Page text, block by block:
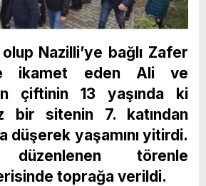
Nazilli’ye bağlı Zafer
ikamet eden Ali ve
çiftinin 13 yaşında ki
bir sitenin 7. katından
düşerek yaşamını yitirdi.
düzenlenen törenle
toprağa verildi.